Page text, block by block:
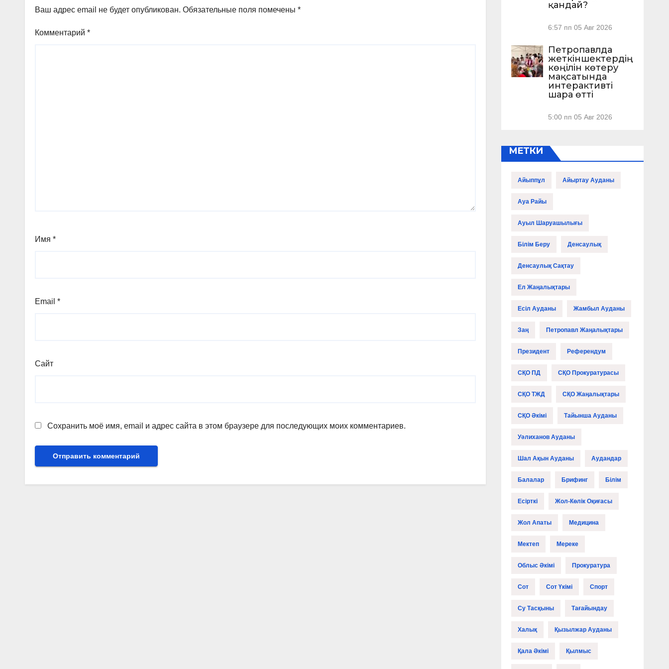
Ваш адрес email не будет опубликован. Обязательные поля помечены *
Комментарий *
Имя *
Email *
Сайт
Сохранить моё имя, email и адрес сайта в этом браузере для последующих моих комментариев.
қандай?
6:57 пп 05 Авг 2026
Петропавлда
жеткіншектердің
көңілін көтеру
мақсатында
интерактивті
шара өтті
5:00 пп 05 Авг 2026
МЕТКИ
Айыппұл Айыртау Ауданы
Ауа Райы
Ауыл Шаруашылығы
Білім Беру Денсаулық
Денсаулық Сақтау
Ел Жаңалықтары
Есіл Ауданы Жамбыл Ауданы
Заң Петропавл Жаңалықтары
Президент Референдум
СҚО ПД СҚО Прокуратурасы
СҚО ТЖД СҚО Жаңалықтары
СҚО Әкімі Тайынша Ауданы
Уәлиханов Ауданы
Шал Ақын Ауданы Аудандар
Балалар Брифинг Білім
Есірткі Жол-Көлік Оқиғасы
Жол Апаты Медицина
Мектеп Мереке
Облыс Әкімі Прокуратура
Сот Сот Үкімі Спорт
Су Тасқыны Тағайындау
Халық Қызылжар Ауданы
Қала Әкімі Қылмыс